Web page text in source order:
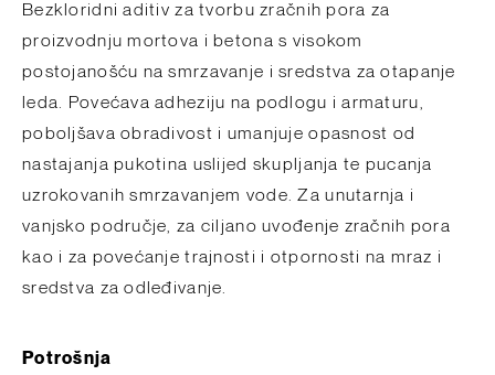
Bezkloridni aditiv za tvorbu zračnih pora za
proizvodnju mortova i betona s visokom
postojanošću na smrzavanje i sredstva za otapanje
leda. Povećava adheziju na podlogu i armaturu,
poboljšava obradivost i umanjuje opasnost od
nastajanja pukotina uslijed skupljanja te pucanja
uzrokovanih smrzavanjem vode. Za unutarnja i
vanjsko područje, za ciljano uvođenje zračnih pora
kao i za povećanje trajnosti i otpornosti na mraz i
sredstva za odleđivanje.
Potrošnja